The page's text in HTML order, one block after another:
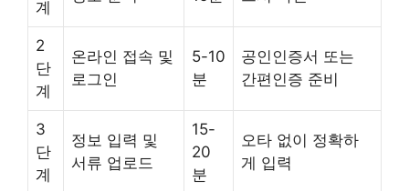
계
2
단
계
온라인 접속 및
로그인
5-10
분
공인인증서 또는
간편인증 준비
3
단
계
정보 입력 및
서류 업로드
15-
20
분
오타 없이 정확하
게 입력